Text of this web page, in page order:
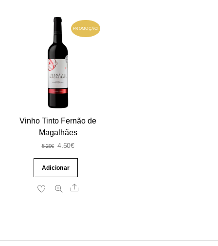
PROMOÇÃO!
Vinho Tinto Fernão de
Magalhães
5.20€ O
preço
original
era:
4.50€O
preço
é:
Adicionar
Share